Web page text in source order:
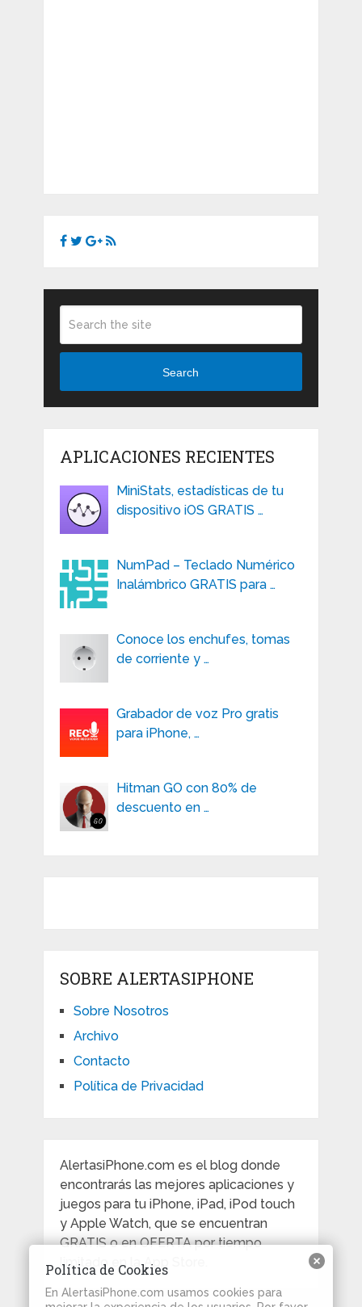
Search
APLICACIONES RECIENTES
MiniStats, estadísticas de tu
dispositivo iOS GRATIS …
NumPad – Teclado Numérico
Inalámbrico GRATIS para …
Conoce los enchufes, tomas
de corriente y …
Grabador de voz Pro gratis
para iPhone, …
Hitman GO con 80% de
descuento en …
SOBRE ALERTASIPHONE
Sobre Nosotros
Archivo
Contacto
Política de Privacidad
AlertasiPhone.com es el blog donde
encontrarás las mejores aplicaciones y
juegos para tu iPhone, iPad, iPod touch
y Apple Watch, que se encuentran
GRATIS o en OFERTA por tiempo
limitado en la App Store.
Política de Cookies
En AlertasiPhone.com usamos cookies para